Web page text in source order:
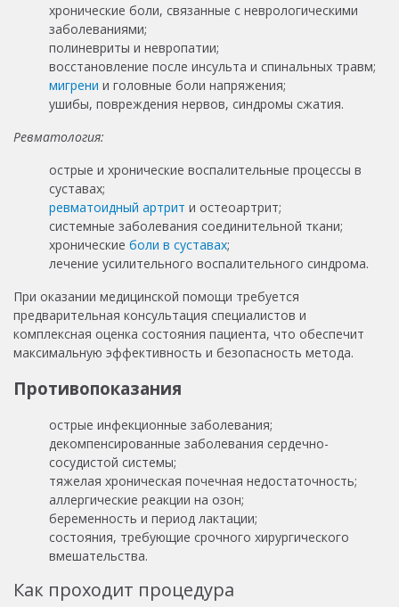
хронические боли, связанные с неврологическими
заболеваниями;
полиневриты и невропатии;
восстановление после инсульта и спинальных травм;
мигрени и головные боли напряжения;
ушибы, повреждения нервов, синдромы сжатия.
Ревматология:
острые и хронические воспалительные процессы в
суставах;
ревматоидный артрит и остеоартрит;
системные заболевания соединительной ткани;
хронические боли в суставах;
лечение усилительного воспалительного синдрома.
При оказании медицинской помощи требуется
предварительная консультация специалистов и
комплексная оценка состояния пациента, что обеспечит
максимальную эффективность и безопасность метода.
Противопоказания
острые инфекционные заболевания;
декомпенсированные заболевания сердечно-
сосудистой системы;
тяжелая хроническая почечная недостаточность;
аллергические реакции на озон;
беременность и период лактации;
состояния, требующие срочного хирургического
вмешательства.
Как проходит процедура